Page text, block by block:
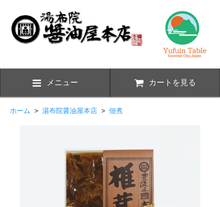
メニュー カートを見る
ホーム > 湯布院醤油屋本店 > 佃煮